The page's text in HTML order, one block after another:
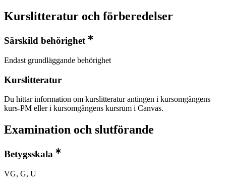
Kurslitteratur och förberedelser
Särskild behörighet
Endast grundläggande behörighet
Kurslitteratur
Du hittar information om kurslitteratur antingen i kursomgångens
kurs-PM eller i kursomgångens kursrum i Canvas.
Examination och slutförande
Betygsskala
VG, G, U